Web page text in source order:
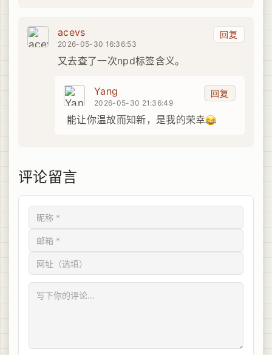
回复
acevs
2026-05-30 16:36:53
又去查了一次npd标签含义。
回复
Yang
2026-05-30 21:36:49
能让你温故而知新，是我的荣幸
评论留言